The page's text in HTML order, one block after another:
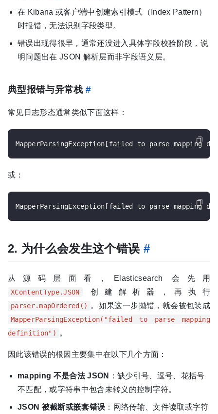
在 Kibana 或客户端中创建索引模式（Index Pattern）
时报错，无法识别字段类型。
错误出现得很早，通常还没进入具体字段校验阶段，说
明问题出在 JSON 解析层而非字段语义层。
典型报错与异常栈 #
常见日志形态通常类似下面这样：
或：
2. 为什么会发生这个错误 #
从源码层面看，Elasticsearch 会先用
XContentType.JSON 创建解析器，再执行
parser.mapOrdered() 。如果这一步抛错，就会被包装成
MapperParsingException("failed to parse mapping
definition") 。
因此该错误的根因主要集中在以下几个方面：
mapping 不是合法 JSON
：缺少引号、逗号、花括号
不匹配，或字符串中包含未转义的控制字符。
JSON 被截断或嵌套错误 ：网络传输、文件读取或字符